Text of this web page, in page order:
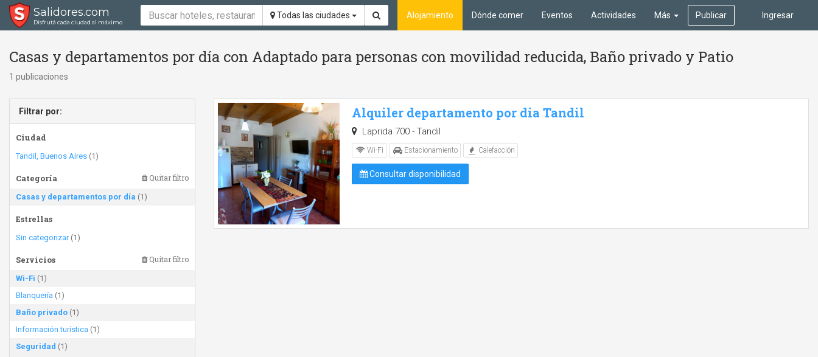
Salidores.com
Disfrutá cada ciudad al máximo
Todas las ciudades Ingresar
Alojamiento Dónde comer Eventos Actividades Más Publicar
Casas y departamentos por día con Adaptado para personas con movilidad reducida, Baño privado y Patio
1 publicaciones
Filtrar por:
Ciudad
Tandil, Buenos Aires (1)
Categoría Quitar filtro
Casas y departamentos por día (1)
Estrellas
Sin categorizar(1)
Servicios Quitar filtro
Wi-Fi (1)
Blanquería (1)
Baño privado (1)
Información turística (1)
Seguridad (1)
Alquiler departamento por dia Tandil
Laprida 700 - Tandil
Wi-Fi Estacionamiento Calefacción
Consultar disponibilidad